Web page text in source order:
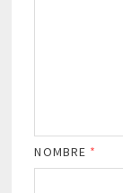
NOMBRE *